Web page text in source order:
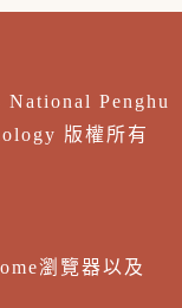
Penghu
版權所有
瀏覽器以及